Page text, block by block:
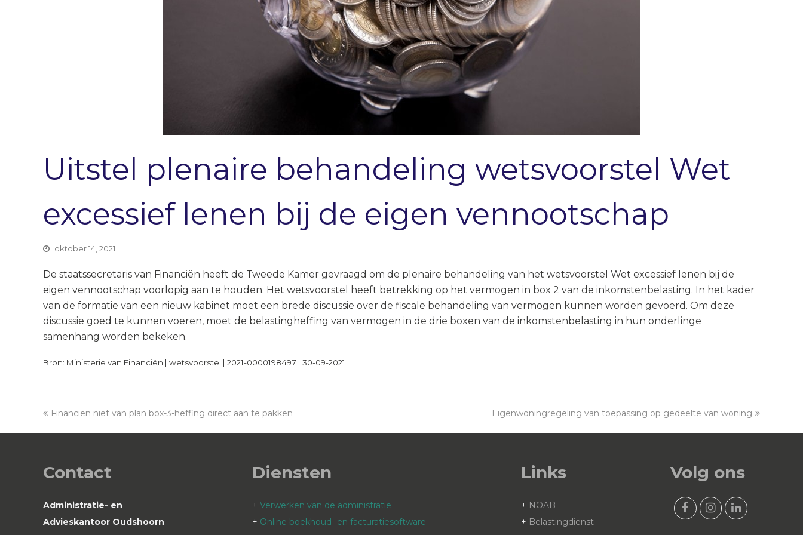
Uitstel plenaire behandeling wetsvoorstel Wet
excessief lenen bij de eigen vennootschap
oktober 14, 2021
De staatssecretaris van Financiën heeft de Tweede Kamer gevraagd om de plenaire behandeling van het wetsvoorstel Wet excessief lenen bij de
eigen vennootschap voorlopig aan te houden. Het wetsvoorstel heeft betrekking op het vermogen in box 2 van de inkomstenbelasting. In het kader
van de formatie van een nieuw kabinet moet een brede discussie over de fiscale behandeling van vermogen kunnen worden gevoerd. Om deze
discussie goed te kunnen voeren, moet de belastingheffing van vermogen in de drie boxen van de inkomstenbelasting in hun onderlinge
samenhang worden bekeken.
Bron: Ministerie van Financiën | wetsvoorstel | 2021-0000198497 | 30-09-2021
previous
Financiën niet van plan box-3-heffing direct aan te pakken
next
Eigenwoningregeling van toepassing op gedeelte van woning
Contact
Administratie- en
Advieskantoor Oudshoorn
Diensten
+ Verwerken van de administratie
+ Online boekhoud- en facturatiesoftware
Links
+ NOAB
+ Belastingdienst
Volg ons
F
L